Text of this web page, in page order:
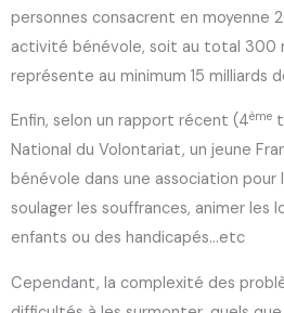
personnes consacrent en moyenne
activité bénévole, soit au total 300
représente au minimum 15 milliards
Enfin, selon un rapport récent (4ème
National du Volontariat, un jeune
bénévole dans une association
soulager les souffrances, animer les
enfants ou des handicapés…etc
Cependant, la complexité des